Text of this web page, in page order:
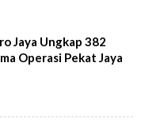
Jaya Ungkap 382
Operasi Pekat Jaya